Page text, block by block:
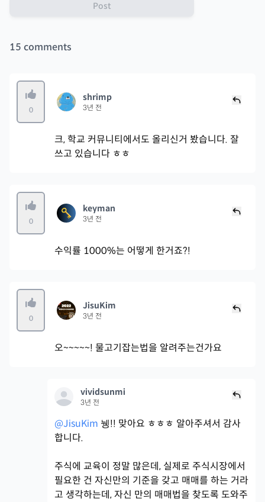
Post
15 comments
0
shrimp
3년 전
크, 학교 커뮤니티에서도 올리신거 봤습니다. 잘
쓰고 있습니다 ㅎㅎ
0
keyman
3년 전
수익률 1000%는 어떻게 한거죠?!
0
JisuKim
3년 전
오~~~~~! 물고기잡는법을 알려주는건가요
vividsunmi
3년 전
@JisuKim 뉑!! 맞아요 ㅎㅎㅎ 알아주셔서 감사
합니다.
주식에 교육이 정말 많은데, 실제로 주식시장에서
필요한 건 자신만의 기준을 갖고 매매를 하는 거라
고 생각하는데, 자신 만의 매매법을 찾도록 도와주